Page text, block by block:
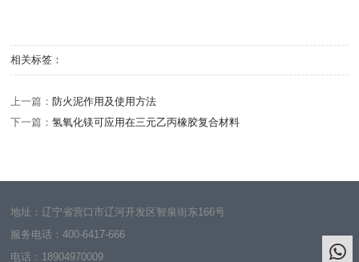
相关标签：
上一篇： 防火泥作用及使用方法
下一篇：氢氧化镁可应用在三元乙丙橡胶复合材料
地址：辽宁省营口市辽河开发区智泉街东166号
服务电话：400-6417-666
电话： 18904970009